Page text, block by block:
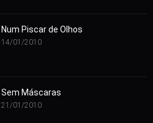
Num Piscar de Olhos
14/01/2010
Sem Máscaras
21/01/2010